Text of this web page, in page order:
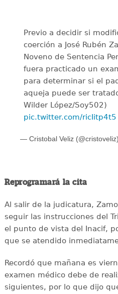
Previo a decidir si
coerción a José Rubén
Noveno de Sentencia
fuera practicado un
para determinar si el
aqueja puede ser
Wilder López/Soy502)
pic.twitter.com/ricIitp4t5
— Cristobal Veliz (@cristoveliz)
Reprogramará la cita
Al salir de la judicatura,
seguir las instrucciones del
el punto de vista del Inacif,
que se atendido
Recordó que mañana es
examen médico debe de
siguientes, por lo que dijo